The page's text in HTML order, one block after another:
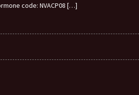
code: NVACP08 […]